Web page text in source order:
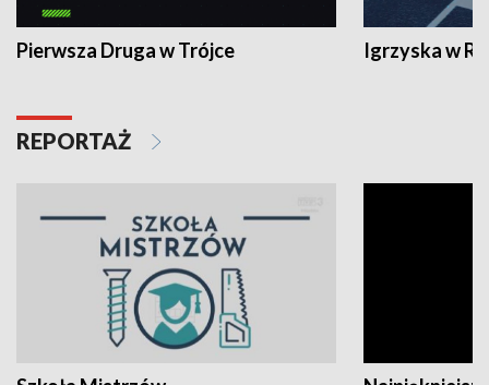
Pierwsza Druga w Trójce Igrzyska w
REPORTAŻ